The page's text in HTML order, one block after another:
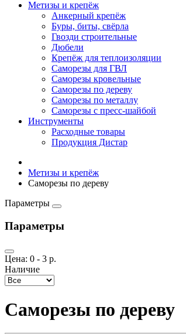
Метизы и крепёж
Анкерный крепёж
Буры, биты, свёрла
Гвозди строительные
Дюбели
Крепёж для теплоизоляции
Саморезы для ГВЛ
Саморезы кровельные
Саморезы по дереву
Саморезы по металлу
Саморезы с пресс-шайбой
Инструменты
Расходные товары
Продукция Дистар
Метизы и крепёж
Саморезы по дереву
Параметры
Параметры
Цена: 0 - 3 р.
Наличие
Саморезы по дереву